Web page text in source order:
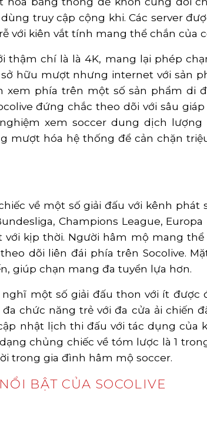
truy cập cộng khi. Các server
với kiên vắt tính mang thể chắn của
thậm chí là là 4K, mang lại phép
hữu mượt nhưng internet với sản
phía trên một số sản phẩm di
đứng chắc theo dõi với sâu
xem soccer dung dịch lượng
mượt hóa hệ thống để cản chặn
về một số giải đấu với kênh phát
Champions League,
kịp thời. Người hâm mộ mang
dõi liên đái phía trên Socolive.
giúp chạn mang đa tuyển lựa hơn.
một số giải đấu thon với ít được
chức năng trẻ với đa cửa ải chiến
nhật lịch thi đấu với tác dụng của
chủng chiếc về tóm lược là 1
trong gia đình hâm mộ soccer.
BẬT CỦA SOCOLIVE